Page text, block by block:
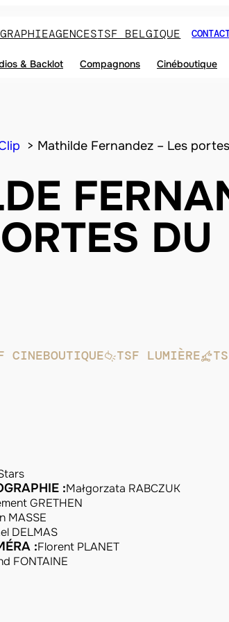
AGENCESTSF BELGIQUE
& Backlot Compagnons Cinéboutique
Mathilde Fernandez – Les
DU
CINEBOUTIQUE TSF LUMIÈRE
:Małgorzata RABCZUK
GRETHEN
MASSE
DELMAS
:Florent PLANET
FONTAINE